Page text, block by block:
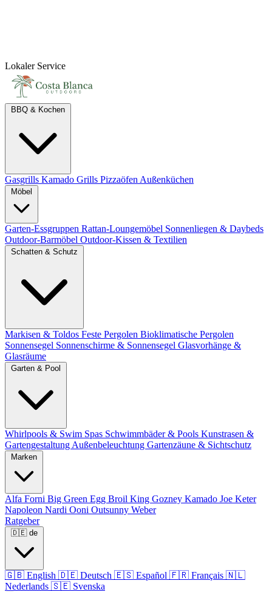
Lokaler Service
Gasgrills Kamado Grills Pizzaöfen Außenküchen
Garten-Essgruppen Rattan-Loungemöbel Sonnenliegen & Daybeds
Outdoor-Barmöbel Outdoor-Kissen & Textilien
Markisen & Toldos Feste Pergolen Bioklimatische Pergolen
Sonnensegel Sonnenschirme & Sonnensegel Glasvorhänge &
Glasräume
Whirlpools & Swim Spas Schwimmbäder & Pools Kunstrasen &
Gartengestaltung Außenbeleuchtung Gartenzäune & Sichtschutz
Alfa Forni Big Green Egg Broil King Gozney Kamado Joe Keter
Napoleon Nardi Ooni Outsunny Weber
Ratgeber
🇩🇪 de
🇬🇧 English 🇩🇪 Deutsch 🇪🇸 Español 🇫🇷 Français 🇳🇱
Nederlands 🇸🇪 Svenska